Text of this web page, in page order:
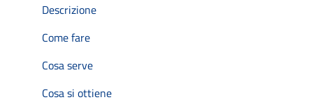
Descrizione
Come fare
Cosa serve
Cosa si ottiene